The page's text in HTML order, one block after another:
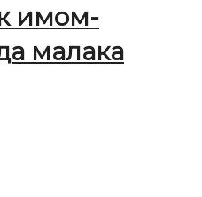
имом-
малака